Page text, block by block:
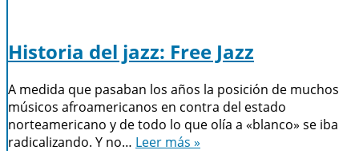
Historia del jazz: Free Jazz
A medida que pasaban los años la posición de muchos
músicos afroamericanos en contra del estado
norteamericano y de todo lo que olía a «blanco» se iba
radicalizando. Y no… Leer más »